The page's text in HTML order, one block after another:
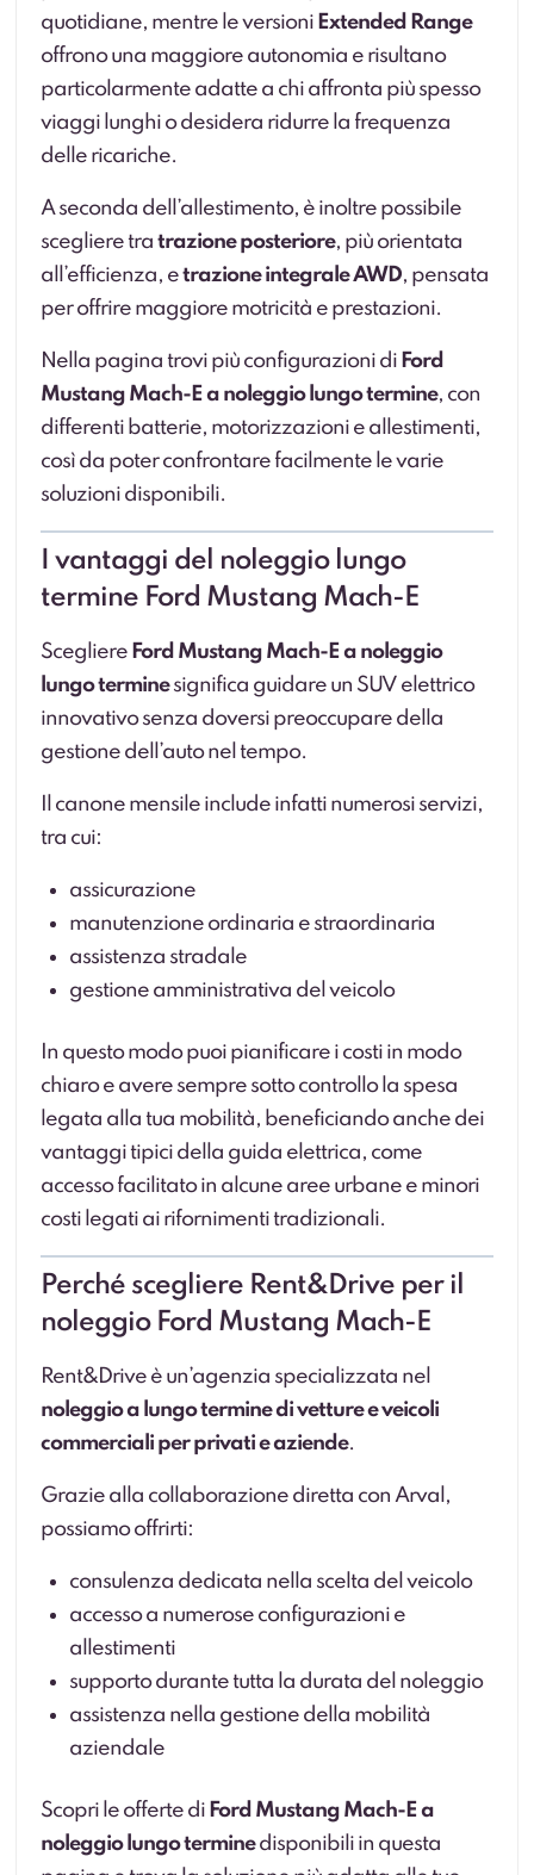
quotidiane, mentre le versioni Extended Range
offrono una maggiore autonomia e risultano
particolarmente adatte a chi affronta più spesso
viaggi lunghi o desidera ridurre la frequenza
delle ricariche.
A seconda dell’allestimento, è inoltre possibile
scegliere tratrazione posteriore, più orientata
all’efficienza, etrazione integrale AWD, pensata
per offrire maggiore motricità e prestazioni.
Nella pagina trovi più configurazioni di Ford
Mustang Mach-E a noleggio lungo termine, con
differenti batterie, motorizzazioni e allestimenti,
così da poter confrontare facilmente le varie
soluzioni disponibili.
I vantaggi del noleggio lungo
termine Ford Mustang Mach-E
Scegliere Ford Mustang Mach-E a noleggio
lungo terminesignifica guidare un SUV elettrico
innovativo senza doversi preoccupare della
gestione dell’auto nel tempo.
Il canone mensile include infatti numerosi servizi,
tra cui:
assicurazione
manutenzione ordinaria e straordinaria
assistenza stradale
gestione amministrativa del veicolo
In questo modo puoi pianificare i costi in modo
chiaro e avere sempre sotto controllo la spesa
legata alla tua mobilità, beneficiando anche dei
vantaggi tipici della guida elettrica, come
accesso facilitato in alcune aree urbane e minori
costi legati ai rifornimenti tradizionali.
Perché scegliere Rent&Drive per il
noleggio Ford Mustang Mach-E
Rent&Drive è un’agenzia specializzata nel
noleggio a lungo termine di vetture e veicoli
commerciali per privati e aziende.
Grazie alla collaborazione diretta con Arval,
possiamo offrirti:
consulenza dedicata nella scelta del veicolo
accesso a numerose configurazioni e
allestimenti
supporto durante tutta la durata del noleggio
assistenza nella gestione della mobilità
aziendale
Scopri le offerte di Ford Mustang Mach-E a
noleggio lungo terminedisponibili in questa